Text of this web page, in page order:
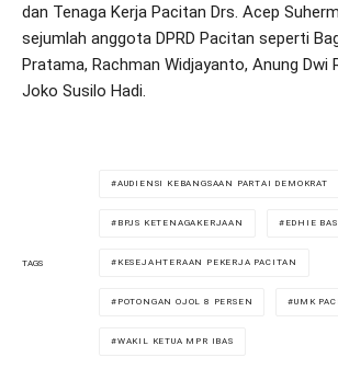
dan Tenaga Kerja Pacitan Drs. Acep
sejumlah anggota DPRD Pacitan seperti
Pratama, Rachman Widjayanto, Anung Dwi
Joko Susilo Hadi.
TAGS
AUDIENSI KEBANGSAAN PARTAI DEMOKRAT
BPJS KETENAGAKERJAAN EDHIE
KESEJAHTERAAN PEKERJA PACITAN
POTONGAN OJOL 8 PERSEN UMK
WAKIL KETUA MPR IBAS